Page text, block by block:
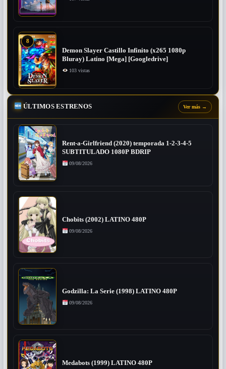
8
Demon Slayer Castillo Infinito (x265 1080p
Bluray) Latino [Mega] [Googledrive]
103 vistas
ÚLTIMOS ESTRENOS Ver más →
Rent-a-Girlfriend (2020) temporada 1-2-3-4-5
SUBTITULADO 1080P BDRIP
09/08/2026
Chobits (2002) LATINO 480P
09/08/2026
Godzilla: La Serie (1998) LATINO 480P
09/08/2026
Medabots (1999) LATINO 480P